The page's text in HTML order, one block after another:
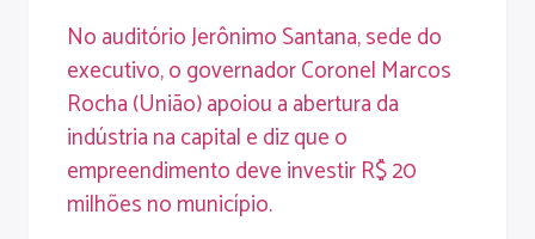
No auditório Jerônimo Santana, sede do
executivo, o governador Coronel Marcos
Rocha (União) apoiou a abertura da
indústria na capital e diz que o
empreendimento deve investir R$ 20
milhões no município.